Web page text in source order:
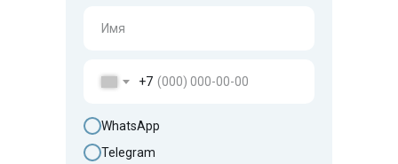
+7
WhatsApp
Telegram